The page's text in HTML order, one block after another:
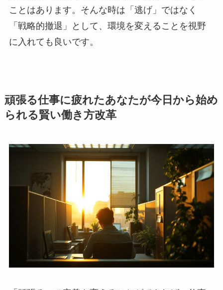
ことはあります。そんな時は「逃げ」ではなく
「戦略的撤退」として、環境を変えることを視野
に入れても良いです。
頑張る仕事に疲れたあなたが今日から始め
られる賢い働き方改革